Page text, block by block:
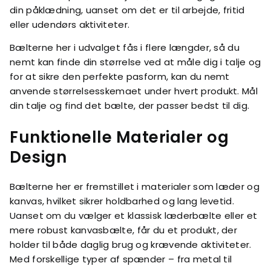
din påklædning, uanset om det er til arbejde, fritid
eller udendørs aktiviteter.
Bælterne her i udvalget fås i flere længder, så du
nemt kan finde din størrelse ved at måle dig i talje og
for at sikre den perfekte pasform, kan du nemt
anvende størrelsesskemaet under hvert produkt. Mål
din talje og find det bælte, der passer bedst til dig.
Funktionelle Materialer og
Design
Bælterne her er fremstillet i materialer som læder og
kanvas, hvilket sikrer holdbarhed og lang levetid.
Uanset om du vælger et klassisk læderbælte eller et
mere robust kanvasbælte, får du et produkt, der
holder til både daglig brug og krævende aktiviteter.
Med forskellige typer af spænder – fra metal til